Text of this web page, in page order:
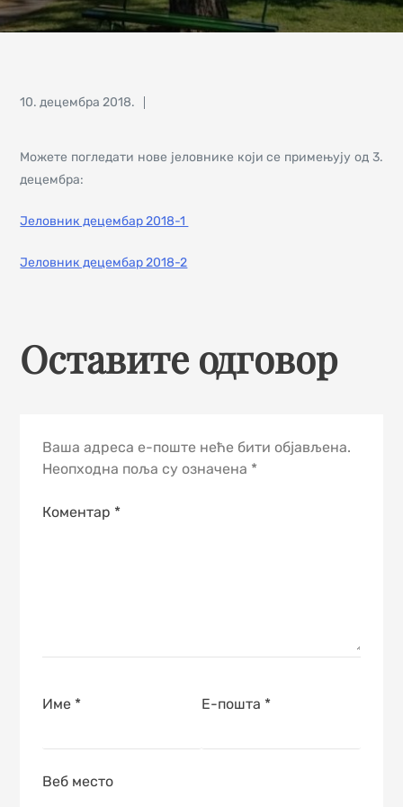
Posted
10. децембра 2018.
Можете погледати нове јеловнике који се примењују од 3.
децембра:
Јеловник децембар 2018-1
Јеловник децембар 2018-2
Оставите одговор
Ваша адреса е-поште неће бити објављена.
Неопходна поља су означена *
Коментар *
Име * Е-пошта *
Веб место